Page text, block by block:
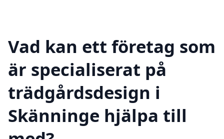
Vad kan ett företag som
är specialiserat på
trädgårdsdesign i
Skänninge hjälpa till